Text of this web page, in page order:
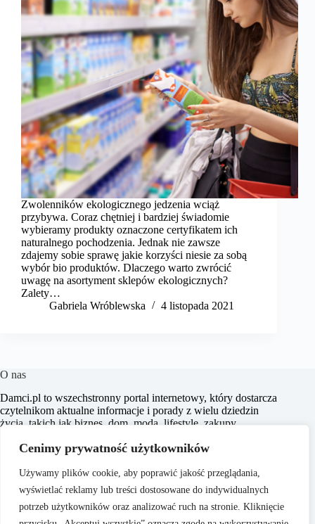
Cenimy prywatność użytkowników
Używamy plików cookie, aby poprawić jakość przeglądania,
wyświetlać reklamy lub treści dostosowane do indywidualnych
potrzeb użytkowników oraz analizować ruch na stronie. Kliknięcie
Zwolenników ekologicznego jedzenia wciąż
przybywa. Coraz chętniej i bardziej świadomie
wybieramy produkty oznaczone certyfikatem ich
naturalnego pochodzenia. Jednak nie zawsze
zdajemy sobie sprawę jakie korzyści niesie za sobą
wybór bio produktów. Dlaczego warto zwrócić
uwagę na asortyment sklepów ekologicznych?
Zalety…
Gabriela Wróblewska
4 listopada 2021
O nas
​Damci.pl to wszechstronny portal internetowy, który dostarcza
czytelnikom aktualne informacje i porady z wielu dziedzin
życia, takich jak biznes, dom, moda, lifestyle, zakupy,
wspieranie użytkowników w podejmowaniu świadomych